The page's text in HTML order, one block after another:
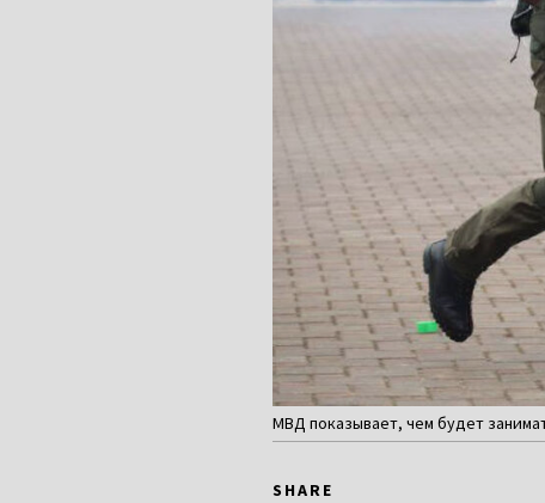
МВД показывает, чем будет
SHARE